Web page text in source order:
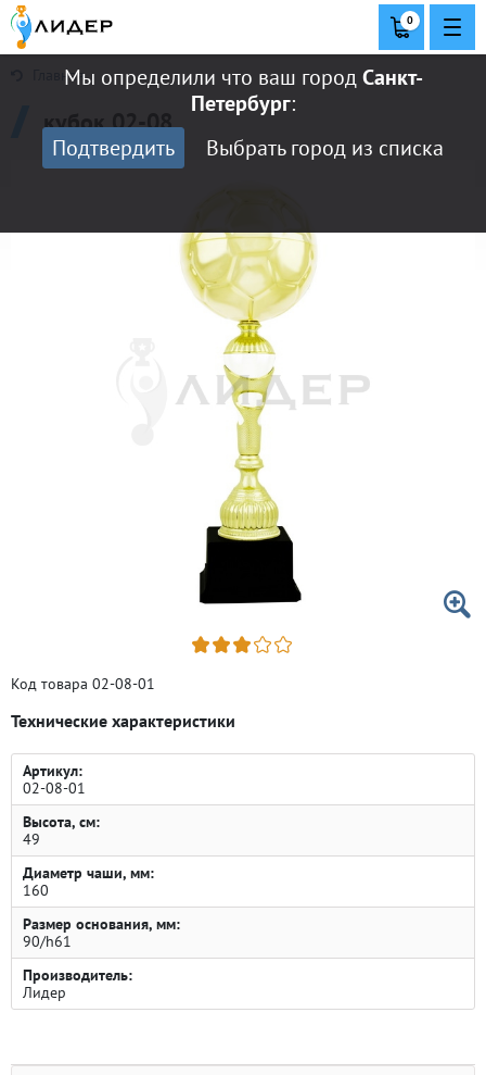
Мы определили что ваш городСанкт-
Петербург:
Подтвердить
Выбрать город из списка
0
Главная
кубок 02-08
Код товара 02-08-01
Технические характеристики
Артикул:
02-08-01
Высота, см:
49
Диаметр чаши, мм:
160
Размер основания, мм:
90/h61
Производитель:
Лидер